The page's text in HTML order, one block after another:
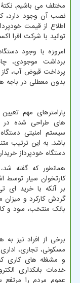
مختلف می باشیم. نکتۀ
نصب آن وجود دارد،
اطلاع از قیمت
توانید با شرکت افرا
امروزه با وجود
برداشت موجودی،
پرداخت قبوض آب، گاز
بدون معطلی در باجه
پارامترهای مهم
های طراحی شده در
سیستم امنیتی
باشد. به این ترتیب
دستگاه خودپرداز
همانطور که گفته
کارتخوان سیار
بر آنکه با خرید
گردش کارکرد و میزان
بانک منتخب، سود و
برخی از افراد نیز به
مسکونی، تجاری،
و مشغله های کاری
خدمات بانکداری
عموم مردم را مرتفع